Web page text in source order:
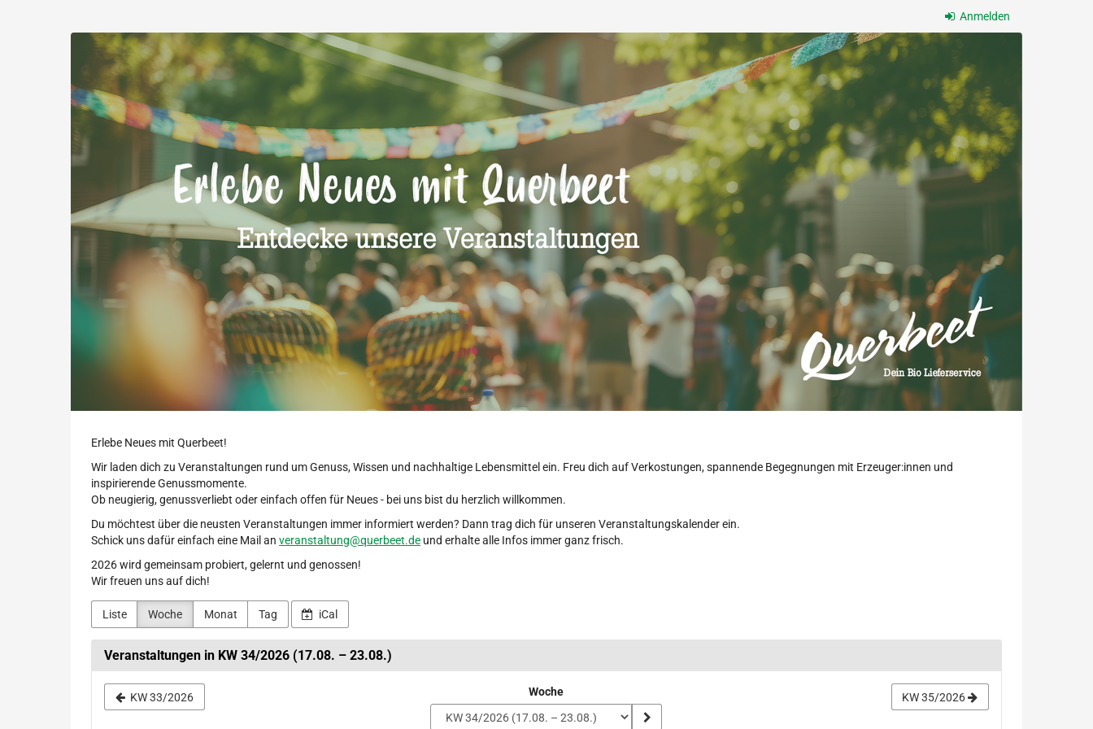
Anmelden
Querbeet
Bio
Frischevermarktungs-
GmbH
Erlebe Neues mit Querbeet!
Wir laden dich zu Veranstaltungen rund um Genuss, Wissen und nachhaltige Lebensmittel ein. Freu dich auf Verkostungen, spannende Begegnungen mit Erzeuger:innen und
inspirierende Genussmomente.
Ob neugierig, genussverliebt oder einfach offen für Neues - bei uns bist du herzlich willkommen.
Du möchtest über die neusten Veranstaltungen immer informiert werden? Dann trag dich für unseren Veranstaltungskalender ein.
Schick uns dafür einfach eine Mail an veranstaltung@querbeet.de und erhalte alle Infos immer ganz frisch.
2026 wird gemeinsam probiert, gelernt und genossen!
Wir freuen uns auf dich!
Liste Woche Monat Tag iCal
Veranstaltungen in KW 34/2026 (17.08. – 23.08.)
KW 33/2026 Woche KW 35/2026